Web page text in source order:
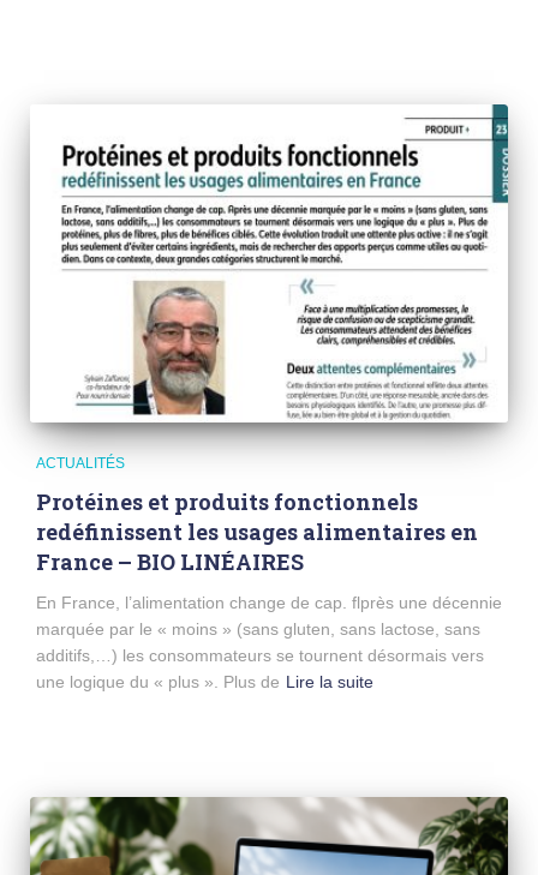
ACTUALITÉS
Protéines et produits fonctionnels
redéfinissent les usages alimentaires en
France – BIO LINÉAIRES
En France, l’alimentation change de cap. flprès une décennie
marquée par le « moins » (sans gluten, sans lactose, sans
additifs,…) les consommateurs se tournent désormais vers
une logique du « plus ». Plus de Lire la suite